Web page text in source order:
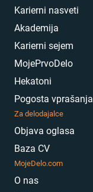
Karierni nasveti
Akademija
Karierni sejem
MojePrvoDelo
Hekatoni
Pogosta vprašanja
Za delodajalce
Objava oglasa
Baza CV
MojeDelo.com
O nas